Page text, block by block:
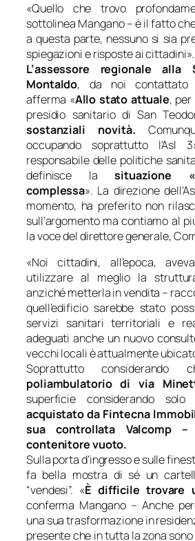
«Quello che trovo
sottolinea Mangano –è il fatto
a questa parte, nessuno si sia
spiegazioni e risposte ai cittadini».
L’assessore regionale alla
Montaldo, da noi contattato
afferma «Allo stato attuale,
presidio sanitario di San
sostanziali novità.
occupando soprattutto l’Asl 3
responsabile delle politiche
definisce lasituazione «
complessa». La direzione
momento, ha preferito non
sull’argomento ma contiamo al
la voce del direttore generale,
«Noi cittadini, all’epoca,
utilizzare al meglio la
anziché metterla in vendita –
quell’edificio sarebbe stato
servizi sanitari territoriali e
adeguati anche un nuovo
vecchi locali è attualmente
Soprattutto
poliambulatorio di via
superficie considerando
acquistato da Fintecna
sua controllata Valcomp–
contenitore vuoto.
Sulla porta d’ingresso e sulle
fa bella mostra di sé un
“vendesi”. «È difficile trovare
conferma Mangano – Anche
una sua trasformazione in
presente che in tutta la zona